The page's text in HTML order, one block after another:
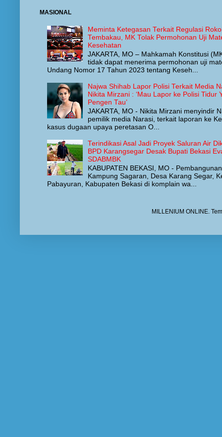
MASIONAL
Meminta Ketegasan Terkait Regulasi
Tembakau, MK Tolak Permohonan Uji
Kesehatan
JAKARTA, MO – Mahkamah Konstitusi
tidak dapat menerima permohonan uji
Undang Nomor 17 Tahun 2023 tentang Keseh...
Najwa Shihab Lapor Polisi Terkait Media
Nikita Mirzani : ‘Mau Lapor ke Polisi Tidur
Pengen Tau’
JAKARTA, MO - Nikita Mirzani menyindir
pemilik media Narasi, terkait laporan ke
kasus dugaan upaya peretasan O...
Terindikasi Asal Jadi Proyek Saluran Air
BPD Karangsegar Desak Bupati Bekasi
SDABMBK
KABUPATEN BEKASI, MO -
Kampung Sagaran, Desa Karang Segar,
Pabayuran, Kabupaten Bekasi di komplain wa...
MILLENIUM ONLINE.